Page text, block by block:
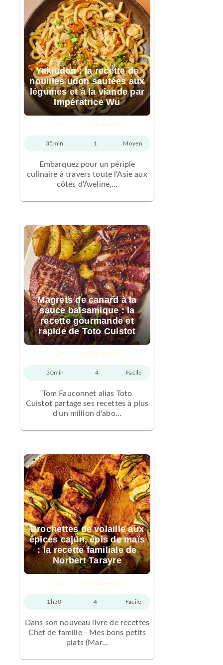
Yakiudon : la recette de
nouilles udon sautées aux
légumes et à la viande par
Impératrice Wu
PLAT TOUTE L'ANNÉE
35min 1 Moyen
Embarquez pour un périple
culinaire à travers toute l'Asie aux
côtés d'Aveline,…
Magrets de canard à la
sauce balsamique : la
recette gourmande et
rapide de Toto Cuistot
PLAT TOUTE L'ANNÉE
30min 4 Facile
Tom Fauconnet alias Toto
Cuistot partage ses recettes à plus
d'un million d'abo…
Brochettes de volaille aux
épices cajun, épis de maïs
: la recette familiale de
Norbert Tarayre
PLAT TOUTE L'ANNÉE
1h30 4 Facile
Dans son nouveau livre de recettes
Chef de famille - Mes bons petits
plats (Mar…